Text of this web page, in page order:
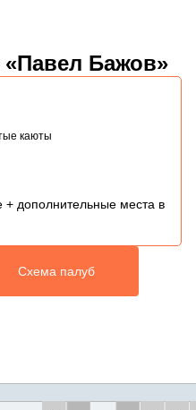
«Павел Бажов»
каюты
+ дополнительные места в
Схема палуб